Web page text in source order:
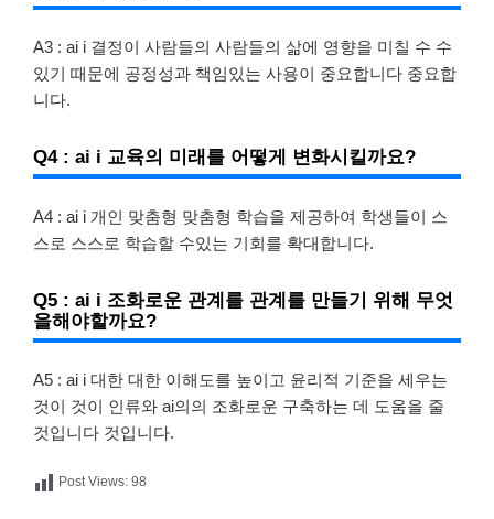
A3 : ai i 결정이 사람들의 사람들의 삶에 영향을 미칠 수 수
있기 때문에 공정성과 책임있는 사용이 중요합니다 중요합
니다.
Q4 : ai i 교육의 미래를 어떻게 변화시킬까요?
A4 : ai i 개인 맞춤형 맞춤형 학습을 제공하여 학생들이 스
스로 스스로 학습할 수있는 기회를 확대합니다.
Q5 : ai i 조화로운 관계를 관계를 만들기 위해 무엇
을해야할까요?
A5 : ai i 대한 대한 이해도를 높이고 윤리적 기준을 세우는
것이 것이 인류와 ai의의 조화로운 구축하는 데 도움을 줄
것입니다 것입니다.
Post Views: 98